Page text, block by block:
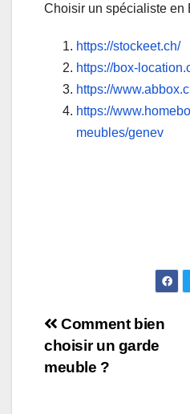
Choisir un spécialiste en
https://stockeet.ch/
https://box-
https://
https://
meubles/genev
Navigation
de
Comment bien
choisir un garde
meuble ?